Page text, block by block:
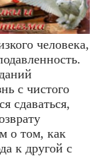
человека,
с чистого
сдаваться,
о том, как
к другой с